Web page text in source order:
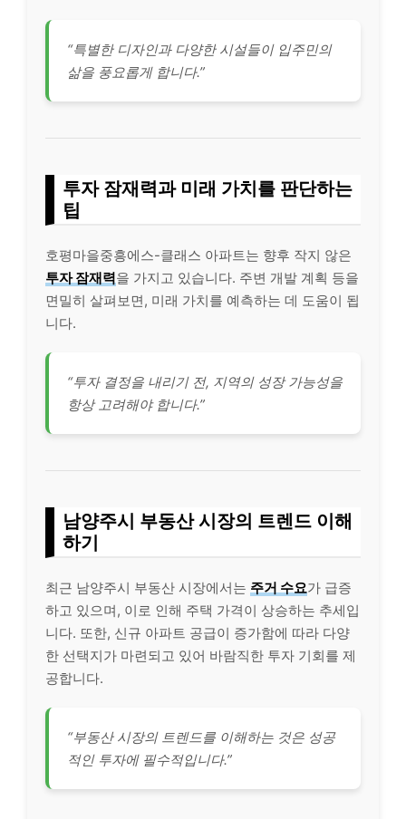
“특별한 디자인과 다양한 시설들이 입주민의
삶을 풍요롭게 합니다.”
투자 잠재력과 미래 가치를 판단하는
팁
호평마을중흥에스-클래스 아파트는 향후 작지 않은
투자 잠재력을 가지고 있습니다. 주변 개발 계획 등을
면밀히 살펴보면, 미래 가치를 예측하는 데 도움이 됩
니다.
“투자 결정을 내리기 전, 지역의 성장 가능성을
항상 고려해야 합니다.”
남양주시 부동산 시장의 트렌드 이해
하기
최근 남양주시 부동산 시장에서는 주거 수요가 급증
하고 있으며, 이로 인해 주택 가격이 상승하는 추세입
니다. 또한, 신규 아파트 공급이 증가함에 따라 다양
한 선택지가 마련되고 있어 바람직한 투자 기회를 제
공합니다.
“부동산 시장의 트렌드를 이해하는 것은 성공
적인 투자에 필수적입니다.”